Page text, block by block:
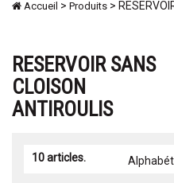
Accueil > Produits >
RESERVOIR SANS
CLOISON
ANTIROULIS
10 articles.